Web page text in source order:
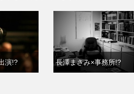
演!? 長澤まさみ×事務所!?